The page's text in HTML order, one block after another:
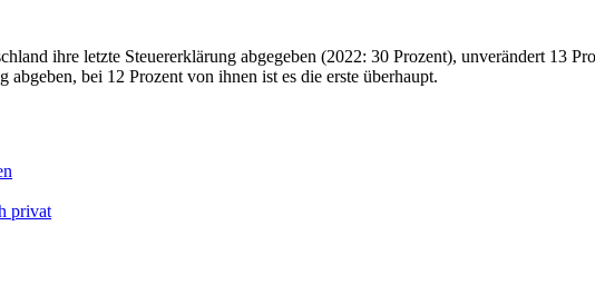
ihre letzte Steuererklärung abgegeben (2022: 30 Prozent), unverändert 13
bei 12 Prozent von ihnen ist es die erste überhaupt.
privat